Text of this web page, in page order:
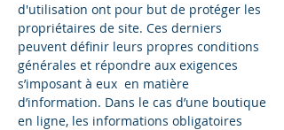
d'utilisation ont pour but de protéger les
propriétaires de site. Ces derniers
peuvent définir leurs propres conditions
générales et répondre aux exigences
s’imposant à eux en matière
d’information. Dans le cas d’une boutique
en ligne, les informations obligatoires